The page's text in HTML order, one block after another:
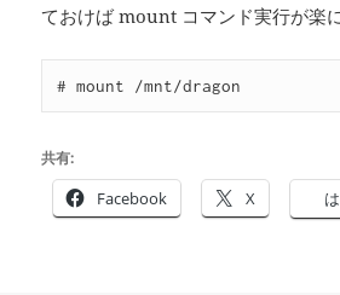
ておけば mount コマンド実行が楽
共有:
Facebook X